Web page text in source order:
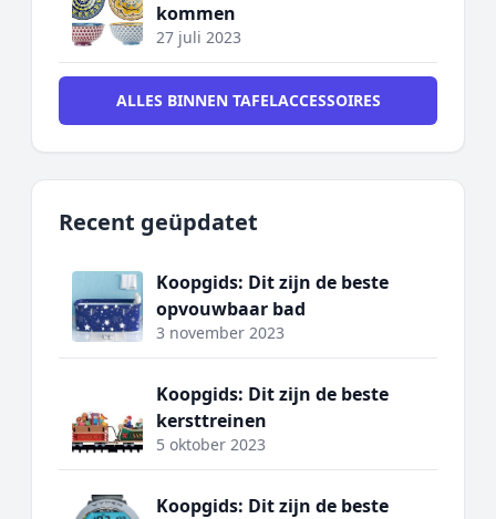
kommen
27 juli 2023
ALLES BINNEN TAFELACCESSOIRES
Recent geüpdatet
Koopgids: Dit zijn de beste
opvouwbaar bad
3 november 2023
Koopgids: Dit zijn de beste
kersttreinen
5 oktober 2023
Koopgids: Dit zijn de beste